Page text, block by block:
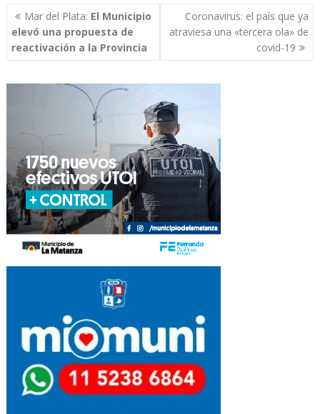
Navegación
de
entradas
Mar del Plata: El Municipio
elevó una propuesta de
reactivación a la Provincia
Coronavirus: el país que ya
atraviesa una «tercera ola» de
covid-19